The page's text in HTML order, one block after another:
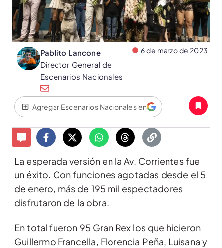
Pablito Lancone
Director General de
Escenarios Nacionales
6 de marzo de 2023
Agregar Escenarios Nacionales en
La esperada versión en la Av. Corrientes fue
un éxito. Con funciones agotadas desde el 5
de enero, más de 195 mil espectadores
disfrutaron de la obra.
En total fueron 95 Gran Rex los que hicieron
Guillermo Francella, Florencia Peña, Luisana y